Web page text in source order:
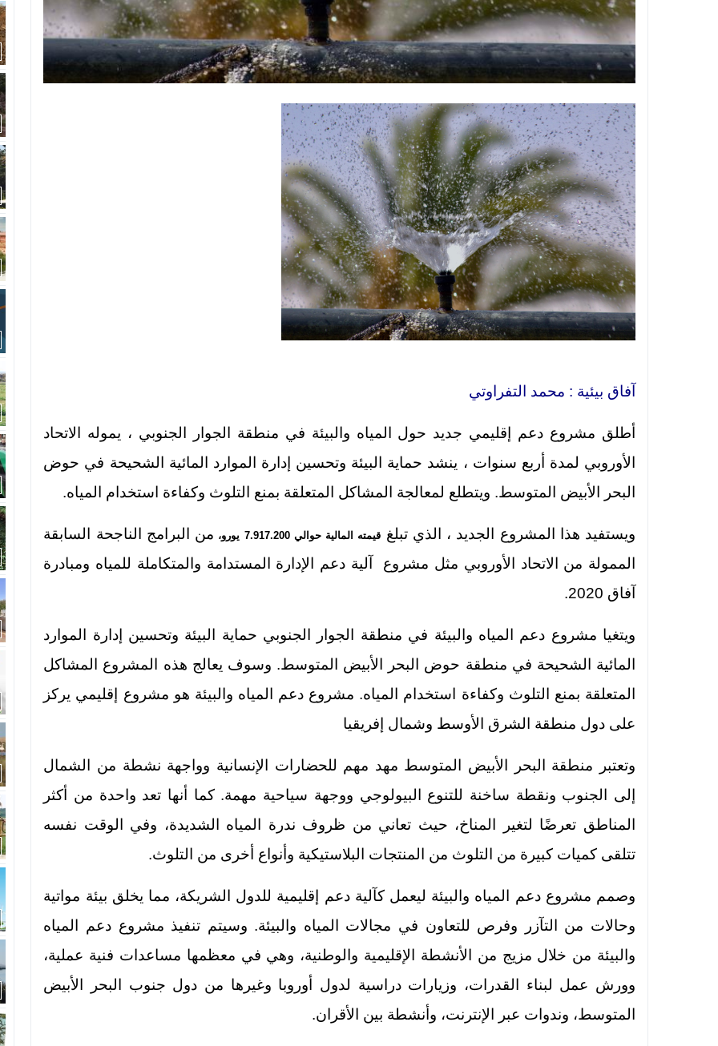
آفاق بيئية : محمد التفراوتي
أطلق مشروع دعم إقليمي جديد حول المياه والبيئة في منطقة الجوار الجنوبي ، يموله الاتحاد
الأوروبي لمدة أربع سنوات ، ينشد حماية البيئة وتحسين إدارة الموارد المائية الشحيحة في حوض
البحر الأبيض المتوسط. ويتطلع لمعالجة المشاكل المتعلقة بمنع التلوث وكفاءة استخدام المياه.
ويستفيد هذا المشروع الجديد ، الذي تبلغ قيمته المالية حوالي 7.917.200 يورو،
من البرامج الناجحة السابقة
الممولة من الاتحاد الأوروبي مثل مشروع آلية دعم الإدارة المستدامة والمتكاملة للمياه ومبادرة
آفاق 2020.
ويتغيا مشروع دعم المياه والبيئة في منطقة الجوار الجنوبي حماية البيئة وتحسين إدارة الموارد
المائية الشحيحة في منطقة حوض البحر الأبيض المتوسط. وسوف يعالج هذه المشروع المشاكل
المتعلقة بمنع التلوث وكفاءة استخدام المياه. مشروع دعم المياه والبيئة هو مشروع إقليمي يركز
على دول منطقة الشرق الأوسط وشمال إفريقيا
وتعتبر منطقة البحر الأبيض المتوسط مهد مهم للحضارات الإنسانية وواجهة نشطة من الشمال
إلى الجنوب ونقطة ساخنة للتنوع البيولوجي ووجهة سياحية مهمة. كما أنها تعد واحدة من أكثر
المناطق تعرضًا لتغير المناخ، حيث تعاني من ظروف ندرة المياه الشديدة، وفي الوقت نفسه
تتلقى كميات كبيرة من التلوث من المنتجات البلاستيكية وأنواع أخرى من التلوث.
وصمم مشروع دعم المياه والبيئة ليعمل كآلية دعم إقليمية للدول الشريكة، مما يخلق بيئة مواتية
وحالات من التآزر وفرص للتعاون في مجالات المياه والبيئة. وسيتم تنفيذ مشروع دعم المياه
والبيئة من خلال مزيج من الأنشطة الإقليمية والوطنية، وهي في معظمها مساعدات فنية عملية،
وورش عمل لبناء القدرات، وزيارات دراسية لدول أوروبا وغيرها من دول جنوب البحر الأبيض
المتوسط، وندوات عبر الإنترنت، وأنشطة بين الأقران.